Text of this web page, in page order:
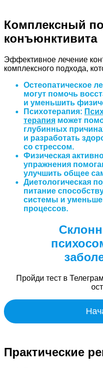
Комплексный
конъюнктивита
Эффективное лечение
комплексного подхода,
Остеопатическое
могут помочь
и уменьшить
Психотерапия:
терапия может
глубинных
и разработать
со стрессом.
Физическая
упражнения
улучшить общее
Диетологическая
питание
системы и
процессов.
Пройди тест в
Практические